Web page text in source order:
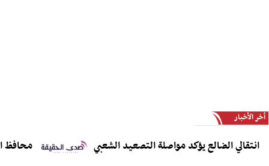
أخر الأخبار
الضالع يؤكد مواصلة التصعيد الشعبي محافظ